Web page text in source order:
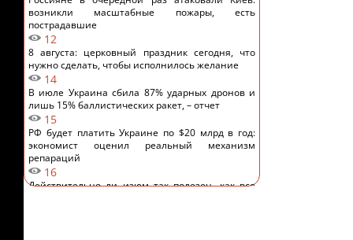
возникли масштабные пожары, есть
пострадавшие
12
8 августа: церковный праздник сегодня, что
нужно сделать, чтобы исполнилось желание
14
В июле Украина сбила 87% ударных дронов и
лишь 15% баллистических ракет, – отчет
15
РФ будет платить Украине по $20 млрд в год:
экономист оценил реальный механизм
репараций
16
Действительно ли изюм так полезен, как все